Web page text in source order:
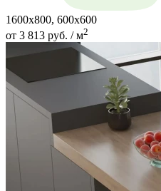
1600x800, 600x600
от 3 813 руб. / м2